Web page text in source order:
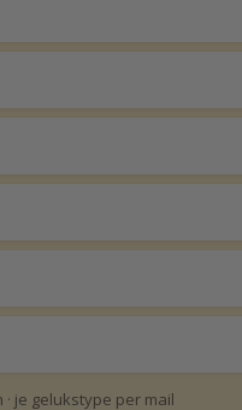
je gelukstype per mail